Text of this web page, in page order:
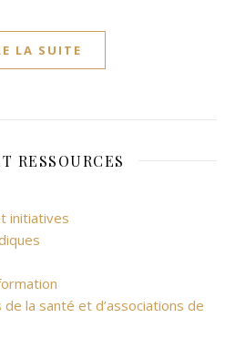
LA SUITE
RESSOURCES
initiatives
la santé et d’associations de